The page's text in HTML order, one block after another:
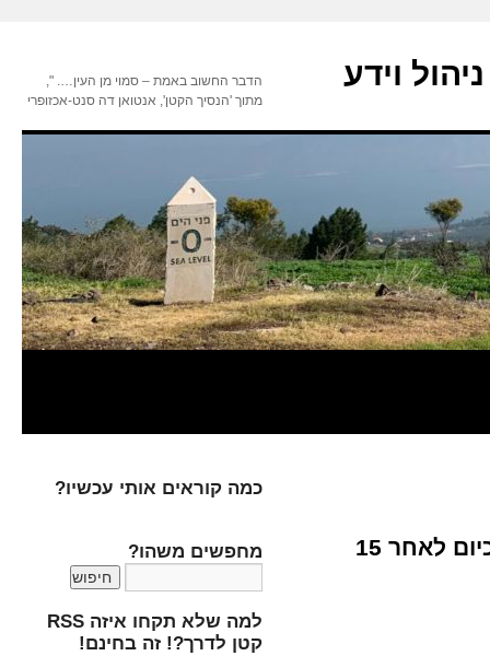
וידע
הדבר החשוב באמת – סמוי מן העין…. ",
מתוך 'הנסיך הקטן', אנטואן דה סנט-אכזופרי
10 תובנות על ניהול ידע בארגונים – מה אנחנו יודעים כיום לאחר 15
כמה קוראים אותי עכשיו?
מחפשים משהו?
למה שלא תקחו איזה RSS
קטן לדרך?! זה בחינם!